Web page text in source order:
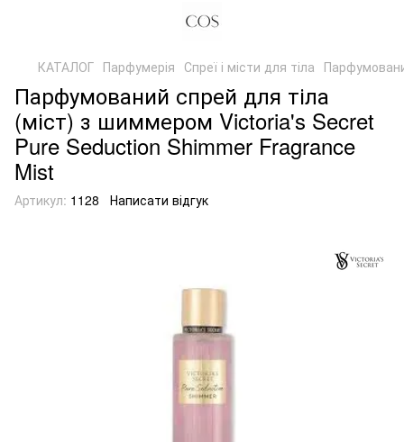
КАТАЛОГ Парфумерія Спреї і місти для тіла
Парфумований спрей для тіла
(міст) з шиммером Victoria's Secret
Pure Seduction Shimmer Fragrance
Mist
Артикул: 1128 Написати відгук